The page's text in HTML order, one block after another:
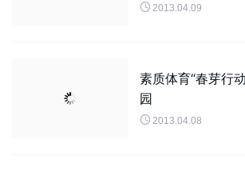
 2013.04.09
素质体育“春芽行
园
 2013.04.08